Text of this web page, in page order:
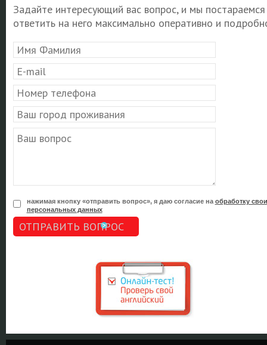
Задайте интересующий вас вопрос, и мы постараемся
ответить на него максимально оперативно и
нажимая кнопку «отправить вопрос», я даю согласие на обработку
персональных данных
ОТПРАВИТЬ ВОПРОС